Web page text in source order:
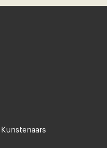
Kunstenaars